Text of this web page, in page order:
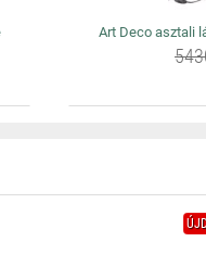
Art Deco asztali